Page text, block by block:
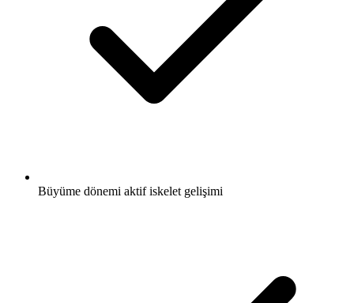
Büyüme dönemi aktif iskelet gelişimi